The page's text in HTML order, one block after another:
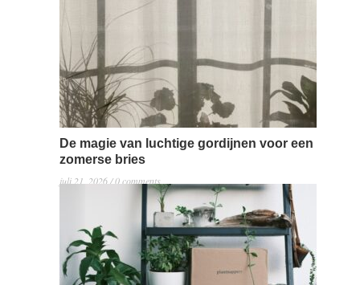
De magie van luchtige gordijnen voor een
zomerse bries
juli 21, 2026 / 0 comments
Luchtige gordijnen kunnen een magisch effect hebben
in je huis, vooral nu we in 2026 genieten van zonnige
zomers. Deze gordijnen zorgen niet alleen voor een
esthetisch prettige uitstraling, maar dragen ook bij aan
frisse luchtstromen in je woonruimtes. Maar wat maakt
deze gordijnen zo speciaal en waarom zou je ze willen
overwegen voor je…